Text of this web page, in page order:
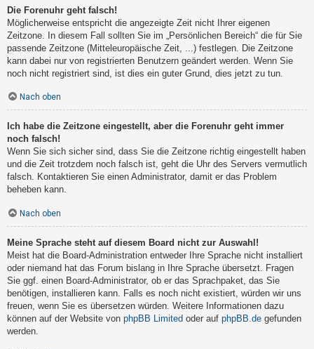
Die Forenuhr geht falsch!
Möglicherweise entspricht die angezeigte Zeit nicht Ihrer eigenen
Zeitzone. In diesem Fall sollten Sie im „Persönlichen Bereich“ die für Sie
passende Zeitzone (Mitteleuropäische Zeit, ...) festlegen. Die Zeitzone
kann dabei nur von registrierten Benutzern geändert werden. Wenn Sie
noch nicht registriert sind, ist dies ein guter Grund, dies jetzt zu tun.
Nach oben
Ich habe die Zeitzone eingestellt, aber die Forenuhr geht immer
noch falsch!
Wenn Sie sich sicher sind, dass Sie die Zeitzone richtig eingestellt haben
und die Zeit trotzdem noch falsch ist, geht die Uhr des Servers vermutlich
falsch. Kontaktieren Sie einen Administrator, damit er das Problem
beheben kann.
Nach oben
Meine Sprache steht auf diesem Board nicht zur Auswahl!
Meist hat die Board-Administration entweder Ihre Sprache nicht installiert
oder niemand hat das Forum bislang in Ihre Sprache übersetzt. Fragen
Sie ggf. einen Board-Administrator, ob er das Sprachpaket, das Sie
benötigen, installieren kann. Falls es noch nicht existiert, würden wir uns
freuen, wenn Sie es übersetzen würden. Weitere Informationen dazu
können auf der Website von phpBB Limited oder auf phpBB.de gefunden
werden.